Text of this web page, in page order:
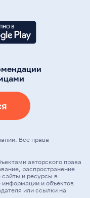
Все права
авторского права
распространение
сайты и ресурсы в
информации и объектов
или ссылки на